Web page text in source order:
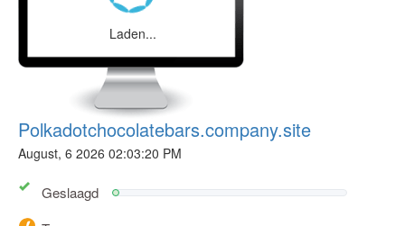
Laden...
Polkadotchocolatebars.company.site
August, 6 2026 02:03:20 PM
Geslaagd